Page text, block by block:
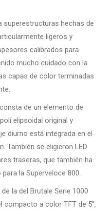
superestructuras hechas de
ligeros y
calibrados para
mucho cuidado con la
capas de color terminadas
de un elemento de
elipsoidal original y
diurno está integrada en el
También se eligieron LED
traseras, que también ha
la Superveloce 800.
la del Brutale Serie 1000
compacto a color TFT de 5”,